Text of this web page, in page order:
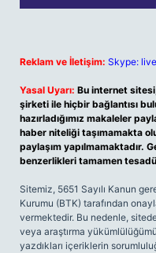
Reklam ve İletişim: Skype:
Yasal Uyarı: Bu internet
şirketi ile hiçbir bağlantısı
hazırladığımız makaleler
haber niteliği taşımamakta
paylaşım yapılmamaktadır.
benzerlikleri tamamen
Sitemiz, 5651 Sayılı Kanun
Kurumu (BTK) tarafından
vermektedir. Bu nedenle,
veya araştırma
yazdıkları içeriklerin